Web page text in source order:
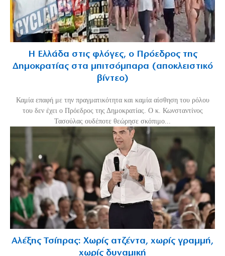
Η Ελλάδα στις φλόγες, ο Πρόεδρος της
Δημοκρατίας στα μπιτσόμπαρα (αποκλειστικό
βίντεο)
Καμία επαφή με την πραγματικότητα και καμία αίσθηση του ρόλου
του δεν έχει ο Πρόεδρος της Δημοκρατίας. Ο κ. Κωνσταντίνος
Τασούλας ουδέποτε θεώρησε σκόπιμο...
Αλέξης Τσίπρας: Χωρίς ατζέντα, χωρίς γραμμή,
χωρίς δυναμική